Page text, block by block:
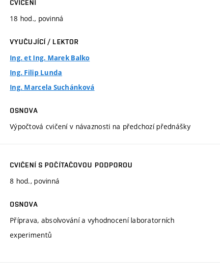
CVIČENÍ
18 hod., povinná
VYUČUJÍCÍ / LEKTOR
Ing. et Ing. Marek Balko
Ing. Filip Lunda
Ing. Marcela Suchánková
OSNOVA
Výpočtová cvičení v návaznosti na předchozí přednášky
CVIČENÍ S POČÍTAČOVOU PODPOROU
8 hod., povinná
OSNOVA
Příprava, absolvování a vyhodnocení laboratorních
experimentů